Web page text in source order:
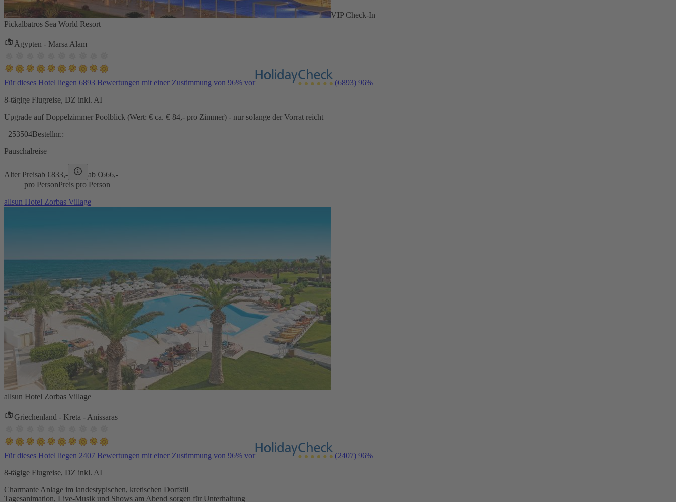
VIP Check-In
Pickalbatros Sea World Resort
Ägypten - Marsa Alam
Für dieses Hotel liegen 6893 Bewertungen mit einer Zustimmung von 96% vor (6893) 96%
8-tägige Flugreise, DZ inkl. AI
Upgrade auf Doppelzimmer Poolblick (Wert: € ca. € 84,- pro Zimmer) - nur solange der Vorrat reicht
253504Bestellnr.:
Pauschalreise
Alter Preisab €833,- ab €666,-
pro PersonPreis pro Person
allsun Hotel Zorbas Village
allsun Hotel Zorbas Village
Griechenland - Kreta - Anissaras
Für dieses Hotel liegen 2407 Bewertungen mit einer Zustimmung von 96% vor (2407) 96%
8-tägige Flugreise, DZ inkl. AI
Charmante Anlage im landestypischen, kretischen Dorfstil
Tagesanimation, Live-Musik und Shows am Abend sorgen für Unterhaltung